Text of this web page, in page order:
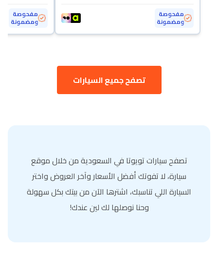
مفحوصة
ومضمونة
مفحوصة
ومضمونة
تصفح جميع السيارات
تصفح سيارات تويوتا في السعودية من خلال موقع
سيارة، لا تفوتك أفضل الأسعار وآخر العروض واختر
السيارة اللي تناسبك، اشترها الآن من بيتك بكل سهولة
وحنا نوصلها لك لين عندك!